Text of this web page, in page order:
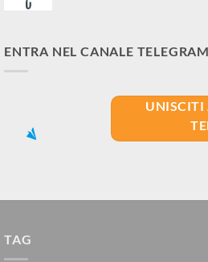
ENTRA NEL CANALE TELEGRAM
UNISCITI
TAG